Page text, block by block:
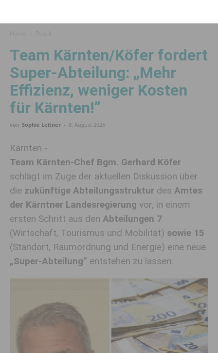
Team Kärnten/Köfer fordert
Super-Abteilung: „Mehr
Effizienz, weniger Kosten
für Kärnten!”
von Sophie Leitner - 8. August 2025
Kärnten -
Team Kärnten-Chef Bgm. Gerhard Köfer
schlägt im Zuge der aktuellen Diskussion über
die zukünftige Abteilungsstruktur des Amtes
der Kärntner Landesregierung vor, in einem
ersten Schritt aus den Abteilungen 7
(Wirtschaft, Tourismus und Mobilität) sowie 15
(Standort, Raumordnung und Energie) eine neue
„Super-Abteilung“ entstehen zu lassen: